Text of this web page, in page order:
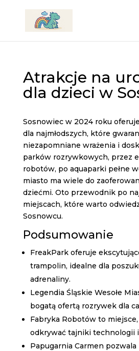
Atrakcje na
dla dzieci w
Sosnowiec w 2024 roku
dla najmłodszych, które
niezapomniane wrażenia i
parków rozrywkowych, przez
robotów, po aquaparki pełne
miasto ma wiele do
dziećmi. Oto przewodnik po
miejscach, które warto
Sosnowcu.
Podsumowanie
FreakPark oferuje
trampolin, idealne dla
adrenaliny.
Legendia Śląskie Wesołe
bogatą ofertą rozrywek dla
Fabryka Robotów to
odkrywać tajniki technologii
Papugarnia Carmen